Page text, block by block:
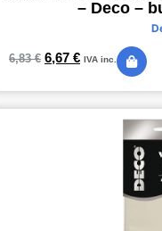
– Deco –
6,83€ 6,67 € IVA inc.